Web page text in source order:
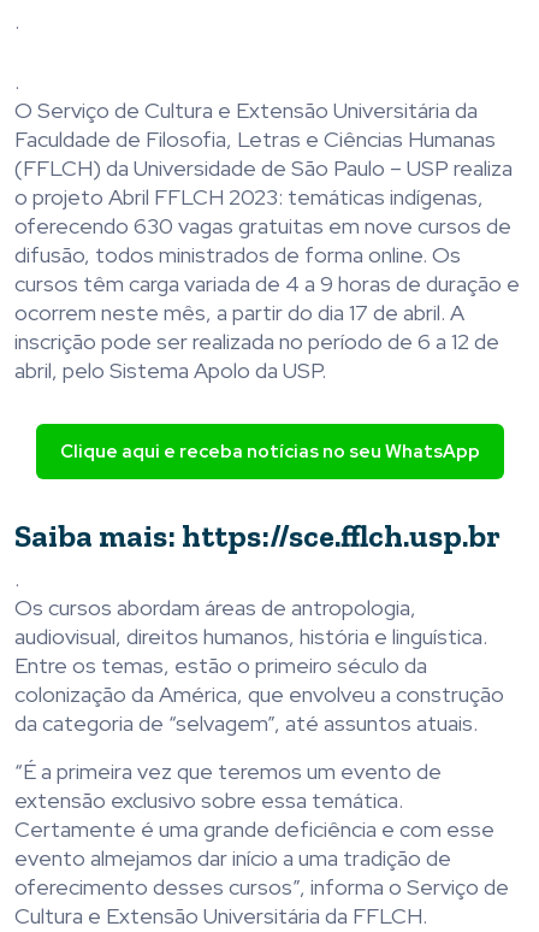
.
.
O Serviço de Cultura e Extensão Universitária da
Faculdade de Filosofia, Letras e Ciências Humanas
(FFLCH) da Universidade de São Paulo – USP realiza
o projeto Abril FFLCH 2023: temáticas indígenas,
oferecendo 630 vagas gratuitas em nove cursos de
difusão, todos ministrados de forma online. Os
cursos têm carga variada de 4 a 9 horas de duração e
ocorrem neste mês, a partir do dia 17 de abril. A
inscrição pode ser realizada no período de 6 a 12 de
abril, pelo Sistema Apolo da USP.
Clique aqui e receba notícias no seu WhatsApp
Saiba mais: https://sce.fflch.usp.br
.
Os cursos abordam áreas de antropologia,
audiovisual, direitos humanos, história e linguística.
Entre os temas, estão o primeiro século da
colonização da América, que envolveu a construção
da categoria de “selvagem”, até assuntos atuais.
“É a primeira vez que teremos um evento de
extensão exclusivo sobre essa temática.
Certamente é uma grande deficiência e com esse
evento almejamos dar início a uma tradição de
oferecimento desses cursos”, informa o Serviço de
Cultura e Extensão Universitária da FFLCH.